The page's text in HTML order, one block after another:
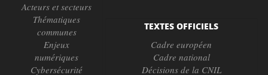
Acteurs et secteurs
Thématiques
communes
Enjeux
numériques
Cybersécurité
TEXTES OFFICIELS
Cadre européen
Cadre national
Décisions de la CNIL